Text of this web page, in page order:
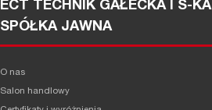
ECT TECHNIK GAŁECKA I S-KA
SPÓŁKA JAWNA
O nas
Salon handlowy